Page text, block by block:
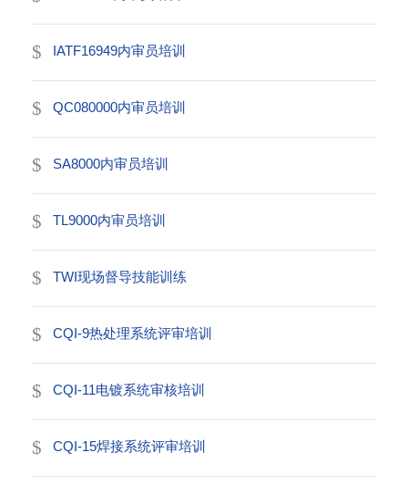
IATF16949内审员培训
QC080000内审员培训
SA8000内审员培训
TL9000内审员培训
TWI现场督导技能训练
CQI-9热处理系统评审培训
CQI-11电镀系统审核培训
CQI-15焊接系统评审培训